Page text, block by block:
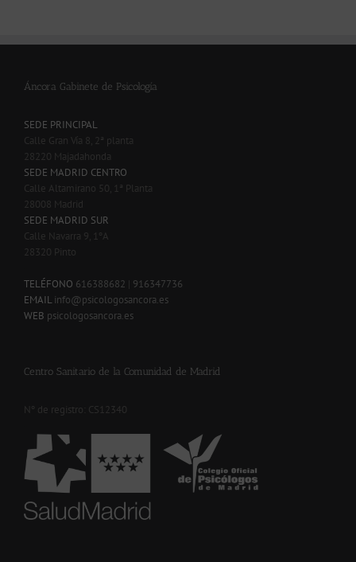
Áncora Gabinete de Psicología
SEDE PRINCIPAL
Calle Gran Vía 8, 2ª planta
28220 Majadahonda
SEDE MADRID CENTRO
Calle Altamirano 50, 1ª Planta
28008 Madrid
SEDE MADRID SUR
Calle Navarra 9, 1ºA
28320 Pinto
TELÉFONO 616388682
916347736
EMAIL info@psicologosancora.es
WEB psicologosancora.es
Centro Sanitario de la Comunidad de Madrid
Nº de registro: CS12340